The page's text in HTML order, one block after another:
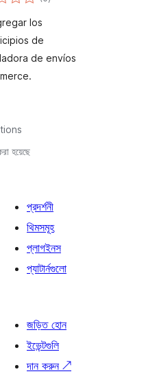
los
de
de envíos
হয়েছে
প্রদর্শনী
থিমসমূহ
প্লাগইনস
প্যাটার্নগুলো
জড়িত হোন
ইভেন্টগুলি
দান করুন ↗